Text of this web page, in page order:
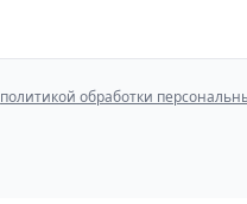
политикой обработки